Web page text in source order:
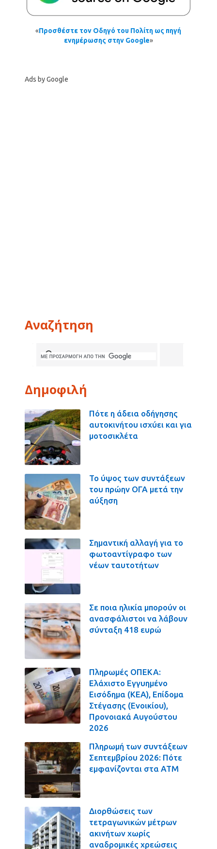
«Προσθέστε τον Οδηγό του Πολίτη ως πηγή
ενημέρωσης στην Google»
Ads by Google
Αναζήτηση
Δημοφιλή
Πότε η άδεια οδήγησης
αυτοκινήτου ισχύει και για
μοτοσικλέτα
Το ύψος των συντάξεων
του πρώην ΟΓΑ μετά την
αύξηση
Σημαντική αλλαγή για το
φωτοαντίγραφο των
νέων ταυτοτήτων
Σε ποια ηλικία μπορούν οι
ανασφάλιστοι να λάβουν
σύνταξη 418 ευρώ
Πληρωμές ΟΠΕΚΑ:
Ελάχιστο Εγγυημένο
Εισόδημα (ΚΕΑ), Επίδομα
Στέγασης (Ενοικίου),
Προνοιακά Αυγούστου
2026
Πληρωμή των συντάξεων
Σεπτεμβρίου 2026: Πότε
εμφανίζονται στα ΑΤΜ
Διορθώσεις των
τετραγωνικών μέτρων
ακινήτων χωρίς
αναδρομικές χρεώσεις